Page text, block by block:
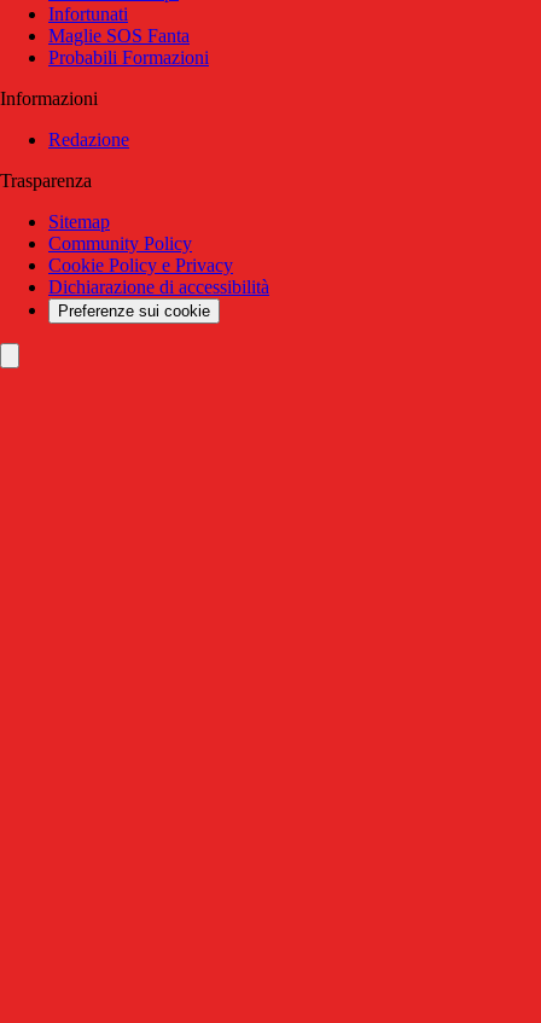
Infortunati
Maglie SOS Fanta
Probabili Formazioni
Informazioni
Redazione
Trasparenza
Sitemap
Community Policy
Cookie Policy e Privacy
Dichiarazione di accessibilità
Preferenze sui cookie